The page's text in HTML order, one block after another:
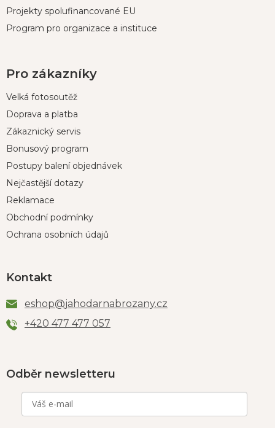
Projekty spolufinancované EU
Program pro organizace a instituce
Pro zákazníky
Velká fotosoutěž
Doprava a platba
Zákaznický servis
Bonusový program
Postupy balení objednávek
Nejčastější dotazy
Reklamace
Obchodní podmínky
Ochrana osobních údajů
Kontakt
eshop@jahodarnabrozany.cz
+420 477 477 057
Odběr newsletteru